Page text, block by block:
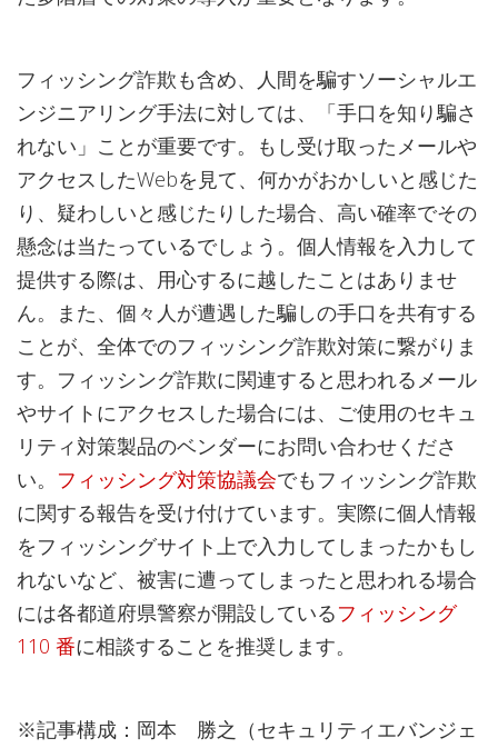
フィッシング詐欺も含め、人間を騙すソーシャルエ
ンジニアリング手法に対しては、「手口を知り騙さ
れない」ことが重要です。もし受け取ったメールや
アクセスしたWebを見て、何かがおかしいと感じた
り、疑わしいと感じたりした場合、高い確率でその
懸念は当たっているでしょう。個人情報を入力して
提供する際は、用心するに越したことはありませ
ん。また、個々人が遭遇した騙しの手口を共有する
ことが、全体でのフィッシング詐欺対策に繋がりま
す。フィッシング詐欺に関連すると思われるメール
やサイトにアクセスした場合には、ご使用のセキュ
リティ対策製品のベンダーにお問い合わせくださ
い。 フィッシング対策協議会でもフィッシング詐欺
に関する報告を受け付けています。実際に個人情報
をフィッシングサイト上で入力してしまったかもし
れないなど、被害に遭ってしまったと思われる場合
には各都道府県警察が開設しているフィッシング
110 番に相談することを推奨します。
※記事構成：岡本 勝之（セキュリティエバンジェ